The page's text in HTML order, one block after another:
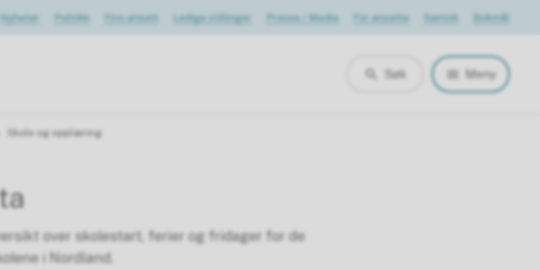
Nyheter Politikk Finn ansatt Ledige stillinger Presse / Media For ansatte Samisk Bokmål
Søk Meny
Skole og opplæring
over skolestart, ferier og fridager for de
i Nordland.